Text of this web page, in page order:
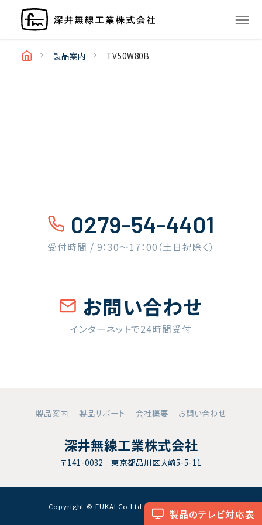
製品のテレビ対応表
製品案内 TV50W80B
0279-54-4401
受付時間 / 9：30〜17：00（土日祝除く）
お問い合わせ
インターネットで24時間受付
製品案内 製品サポート 会社概要 お問い合わせ
深井無線工業株式会社
〒141-0032 東京都品川区大崎5-5-11
Copyright © FUKAI Co.Ltd. All RightsReserved.